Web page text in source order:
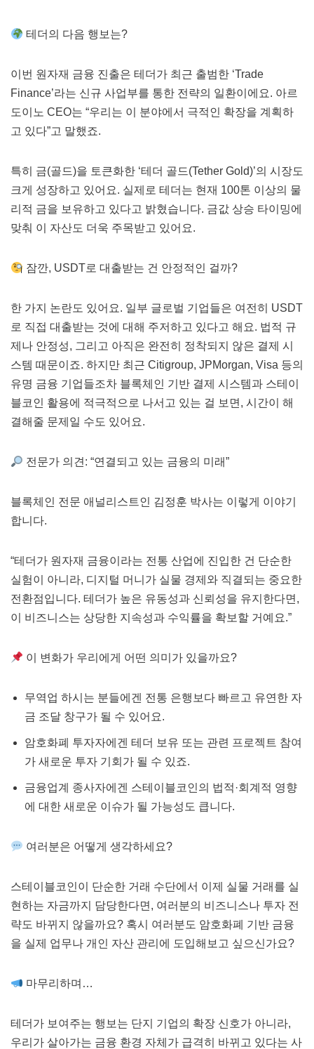
테더의 다음 행보는?
이번 원자재 금융 진출은 테더가 최근 출범한 ‘Trade
Finance’라는 신규 사업부를 통한 전략의 일환이에요. 아르
도이노 CEO는 “우리는 이 분야에서 극적인 확장을 계획하
고 있다”고 말했죠.
특히 금(골드)을 토큰화한 ‘테더 골드(Tether Gold)’의 시장도
크게 성장하고 있어요. 실제로 테더는 현재 100톤 이상의 물
리적 금을 보유하고 있다고 밝혔습니다. 금값 상승 타이밍에
맞춰 이 자산도 더욱 주목받고 있어요.
잠깐, USDT로 대출받는 건 안정적인 걸까?
한 가지 논란도 있어요. 일부 글로벌 기업들은 여전히 USDT
로 직접 대출받는 것에 대해 주저하고 있다고 해요. 법적 규
제나 안정성, 그리고 아직은 완전히 정착되지 않은 결제 시
스템 때문이죠. 하지만 최근 Citigroup, JPMorgan, Visa 등의
유명 금융 기업들조차 블록체인 기반 결제 시스템과 스테이
블코인 활용에 적극적으로 나서고 있는 걸 보면, 시간이 해
결해줄 문제일 수도 있어요.
전문가 의견: “연결되고 있는 금융의 미래”
블록체인 전문 애널리스트인 김정훈 박사는 이렇게 이야기
합니다.
“테더가 원자재 금융이라는 전통 산업에 진입한 건 단순한
실험이 아니라, 디지털 머니가 실물 경제와 직결되는 중요한
전환점입니다. 테더가 높은 유동성과 신뢰성을 유지한다면,
이 비즈니스는 상당한 지속성과 수익률을 확보할 거예요.”
이 변화가 우리에게 어떤 의미가 있을까요?
무역업 하시는 분들에겐 전통 은행보다 빠르고 유연한 자
금 조달 창구가 될 수 있어요.
암호화폐 투자자에겐 테더 보유 또는 관련 프로젝트 참여
가 새로운 투자 기회가 될 수 있죠.
금융업계 종사자에겐 스테이블코인의 법적·회계적 영향
에 대한 새로운 이슈가 될 가능성도 큽니다.
여러분은 어떻게 생각하세요?
스테이블코인이 단순한 거래 수단에서 이제 실물 거래를 실
현하는 자금까지 담당한다면, 여러분의 비즈니스나 투자 전
략도 바뀌지 않을까요? 혹시 여러분도 암호화폐 기반 금융
을 실제 업무나 개인 자산 관리에 도입해보고 싶으신가요?
마무리하며…
테더가 보여주는 행보는 단지 기업의 확장 신호가 아니라,
우리가 살아가는 금융 환경 자체가 급격히 바뀌고 있다는 사